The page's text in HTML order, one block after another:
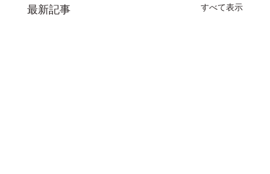
最新記事 すべて表示